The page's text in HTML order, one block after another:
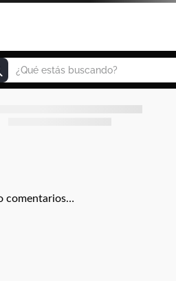
estás buscando?
comentarios…